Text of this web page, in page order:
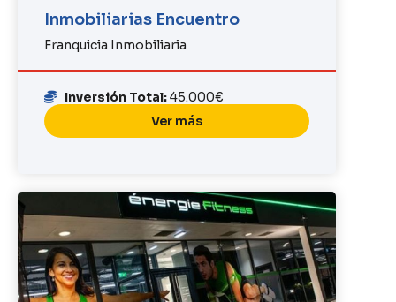
Inmobiliarias Encuentro
Franquicia Inmobiliaria
Inversión Total:45.000€
Ver más